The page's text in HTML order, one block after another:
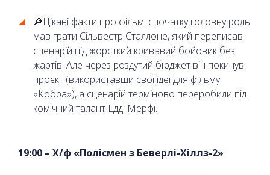
🔎Цікаві факти про фільм: спочатку головну роль
мав грати Сільвестр Сталлоне, який переписав
сценарій під жорсткий кривавий бойовик без
жартів. Але через роздутий бюджет він покинув
проєкт (використавши свої ідеї для фільму
«Кобра»), а сценарій терміново переробили під
комічний талант Едді Мерфі.
19:00 – Х/ф «Полісмен з Беверлі-Хіллз-2»